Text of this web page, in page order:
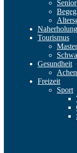
Naherholung
Tourismus
Gesundheit
Freizeit
Sport